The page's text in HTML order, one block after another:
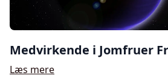
Medvirkende i Jomfruer
Læs mere